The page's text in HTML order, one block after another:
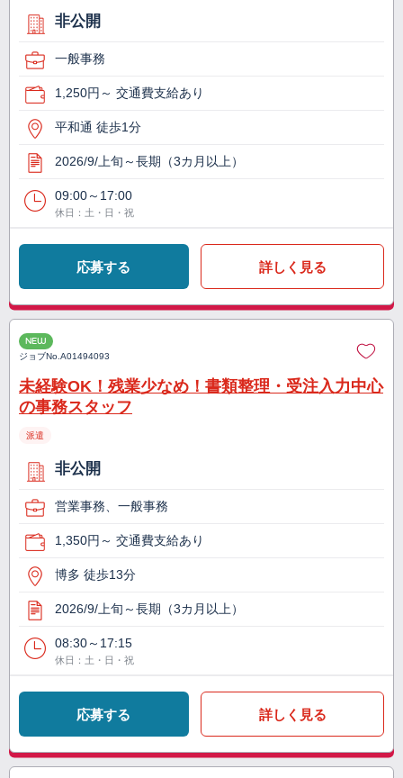
非公開
一般事務
1,250円～ 交通費支給あり
平和通 徒歩1分
2026/9/上旬～長期（3カ月以上）
09:00～17:00
休日：土・日・祝
応募する 詳しく見る
NEW
ジョブNo.A01494093
未経験OK！残業少なめ！書類整理・受注入力中心
の事務スタッフ
派遣
非公開
営業事務、一般事務
1,350円～ 交通費支給あり
博多 徒歩13分
2026/9/上旬～長期（3カ月以上）
08:30～17:15
休日：土・日・祝
応募する 詳しく見る